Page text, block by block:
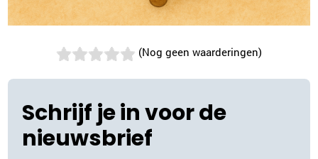
(Nog geen waarderingen)
Schrijf je in voor de
nieuwsbrief